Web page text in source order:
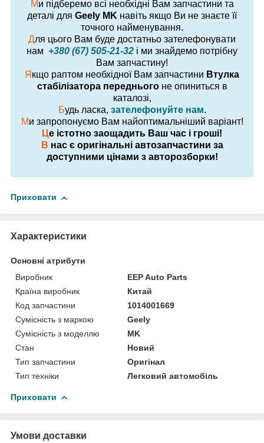
Ми підберемо всі необхідні Вам запчастини та
деталі для Geely MK навіть якщо Ви не знаєте її
точного найменування.
Для цього Вам буде достатньо зателефонувати
нам +380 (67) 505-21-32 і ми знайдемо потрібну
Вам запчастину!
Я кщо раптом необхідної Вам запчастини Втулка
стабілізатора передньогоне опиниться в
каталозі,
Будь ласка, зателефонуйте нам.
Ми запропонуємо Вам найоптимальніший варіант!
Це істотно заощадить Ваш час і гроші!
В нас є оригінальні автозапчастини за
доступними цінами з авторозборки!
Приховати
Характеристики
Основні атрибути
Виробник
EEP Auto Parts
Країна виробник
Китай
Код запчастини
1014001669
Сумісність з маркою
Geely
Сумісність з моделлю
MK
Стан
Новий
Тип запчастини
Оригінал
Тип техніки
Легковий автомобіль
Приховати
Умови доставки